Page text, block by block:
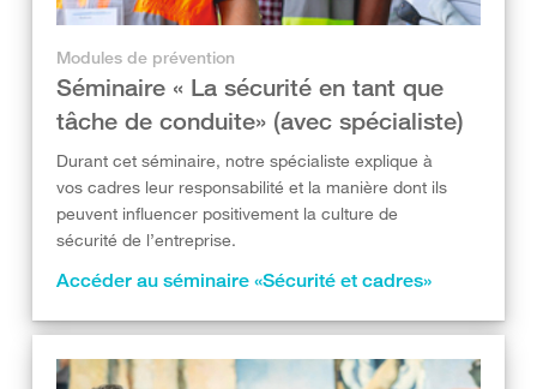
Modules de prévention
Séminaire « La sécurité en tant que
tâche de conduite» (avec spécialiste)
Durant cet séminaire, notre spécialiste explique à
vos cadres leur responsabilité et la manière dont ils
peuvent influencer positivement la culture de
sécurité de l’entreprise.
Accéder au séminaire «Sécurité et cadres»